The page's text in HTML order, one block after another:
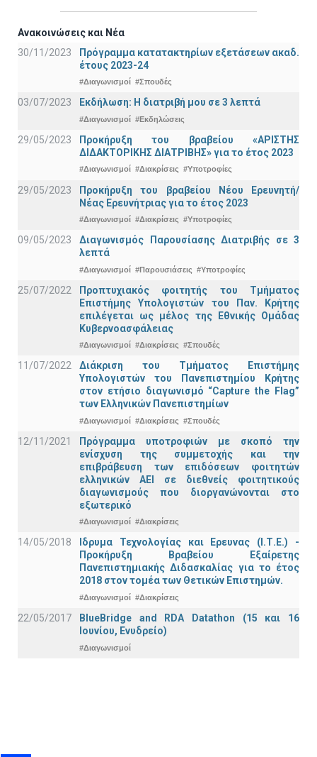
Ανακοινώσεις και Νέα
30/11/2023
Πρόγραμμα κατατακτηρίων εξετάσεων ακαδ.
έτους 2023-24
#Διαγωνισμοί #Σπουδές
03/07/2023 Εκδήλωση: Η διατριβή μου σε 3 λεπτά
#Διαγωνισμοί #Εκδηλώσεις
29/05/2023
Προκήρυξη του βραβείου «ΑΡΙΣΤΗΣ
ΔΙΔΑΚΤΟΡΙΚΗΣ ΔΙΑΤΡΙΒΗΣ» για το έτος 2023
#Διαγωνισμοί #Διακρίσεις #Υποτροφίες
29/05/2023
Προκήρυξη του βραβείου Νέου Ερευνητή/
Νέας Ερευνήτριας για το έτος 2023
#Διαγωνισμοί #Διακρίσεις #Υποτροφίες
09/05/2023
Διαγωνισμός Παρουσίασης Διατριβής σε 3
λεπτά
#Διαγωνισμοί #Παρουσιάσεις #Υποτροφίες
25/07/2022
Προπτυχιακός φοιτητής του Τμήματος
Επιστήμης Υπολογιστών του Παν. Κρήτης
επιλέγεται ως μέλος της Εθνικής Ομάδας
Κυβερνοασφάλειας
#Διαγωνισμοί #Διακρίσεις #Σπουδές
11/07/2022
Διάκριση του Τμήματος Επιστήμης
Υπολογιστών του Πανεπιστημίου Κρήτης
στον ετήσιο διαγωνισμό “Capture the Flag”
των Ελληνικών Πανεπιστημίων
#Διαγωνισμοί #Διακρίσεις #Σπουδές
12/11/2021
Πρόγραμμα υποτροφιών με σκοπό την
ενίσχυση της συμμετοχής και την
επιβράβευση των επιδόσεων φοιτητών
ελληνικών ΑΕΙ σε διεθνείς φοιτητικούς
διαγωνισμούς που διοργανώνονται στο
εξωτερικό
#Διαγωνισμοί #Διακρίσεις
14/05/2018
Ιδρυμα Τεχνολογίας και Ερευνας (Ι.Τ.Ε.) -
Προκήρυξη Βραβείου Εξαίρετης
Πανεπιστημιακής Διδασκαλίας για το έτος
2018 στον τομέα των Θετικών Επιστημών.
#Διαγωνισμοί #Διακρίσεις
22/05/2017
BlueBridge and RDA Datathon (15 και 16
Ιουνίου, Ενυδρείο)
#Διαγωνισμοί